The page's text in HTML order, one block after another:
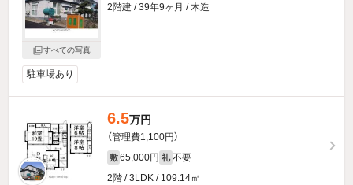
すべての写真
2階建 / 39年9ヶ月 / 木造
駐車場あり
6.5万円
（管理費1,100円）
敷 65,000円 礼 不要
2階 / 3LDK / 109.14㎡